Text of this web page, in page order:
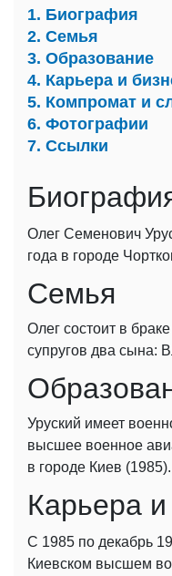
1. Биография
2. Семья
3. Образование
4. Карьера и
5. Компромат и
6. Фотографии
7. Ссылки
Олег Семенович
года в городе
Семья
Олег состоит в
супругов два сына:
Уруский имеет
высшее военное
в городе Киев (1985).
Карьера
С 1985 по декабрь
Киевском высшем